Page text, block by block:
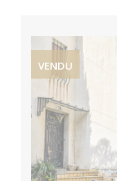
VENDU